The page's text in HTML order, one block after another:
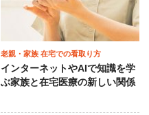
老親・家族 在宅での看取り方
インターネットやAIで知識を学
ぶ家族と在宅医療の新しい関係